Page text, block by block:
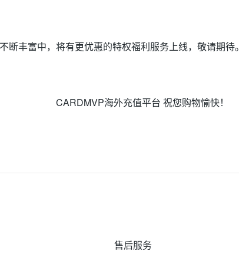
丰富中，将有更优惠的特权福利服务上线，敬请期待。
平台 祝您购物愉快！
售后服务